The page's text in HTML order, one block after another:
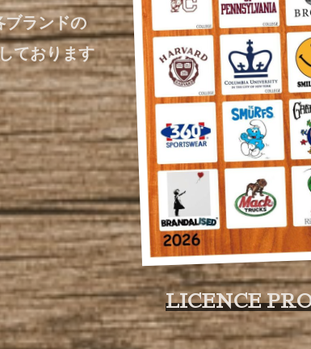
ランドの
ております
LICENCE